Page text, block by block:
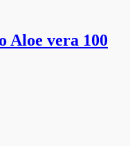
Aloe vera 100